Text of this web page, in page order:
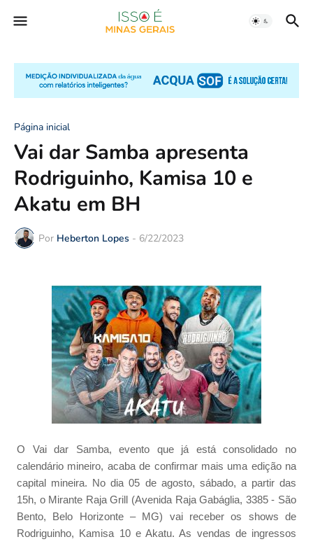
Página inicial
Vai dar Samba apresenta
Rodriguinho, Kamisa 10 e
Akatu em BH
Por Heberton Lopes - 6/22/2023
O Vai dar Samba, evento que já está consolidado no
calendário mineiro, acaba de confirmar mais uma edição na
capital mineira. No dia 05 de agosto, sábado, a partir das
15h, o Mirante Raja Grill (Avenida Raja Gabáglia, 3385 - São
Bento, Belo Horizonte – MG) vai receber os shows de
Rodriguinho, Kamisa 10 e Akatu. As vendas de ingressos